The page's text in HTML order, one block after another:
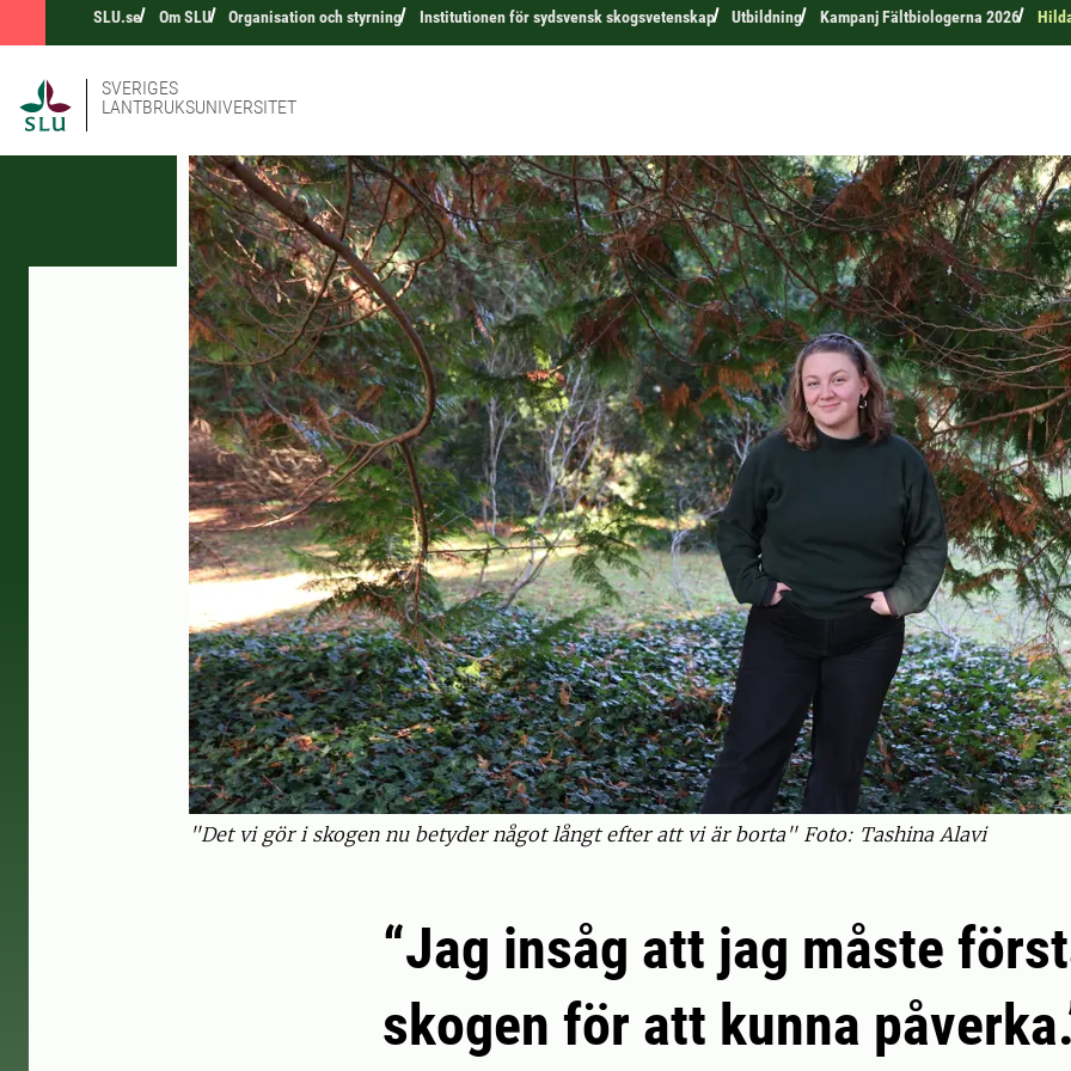
SLU.se Om SLU Organisation och styrning Institutionen för sydsvensk skogsvetenskap Utbildning Kampanj Fältbiologerna 2026
SVERIGES
LANTBRUKSUNIVERSITET
"Det vi gör i skogen nu betyder något långt efter att vi är borta" Foto: Tashina Alavi
“Jag insåg att jag måste
skogen för att kunna